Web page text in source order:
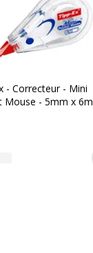
- Correcteur - Mini
Mouse - 5mm x 6m